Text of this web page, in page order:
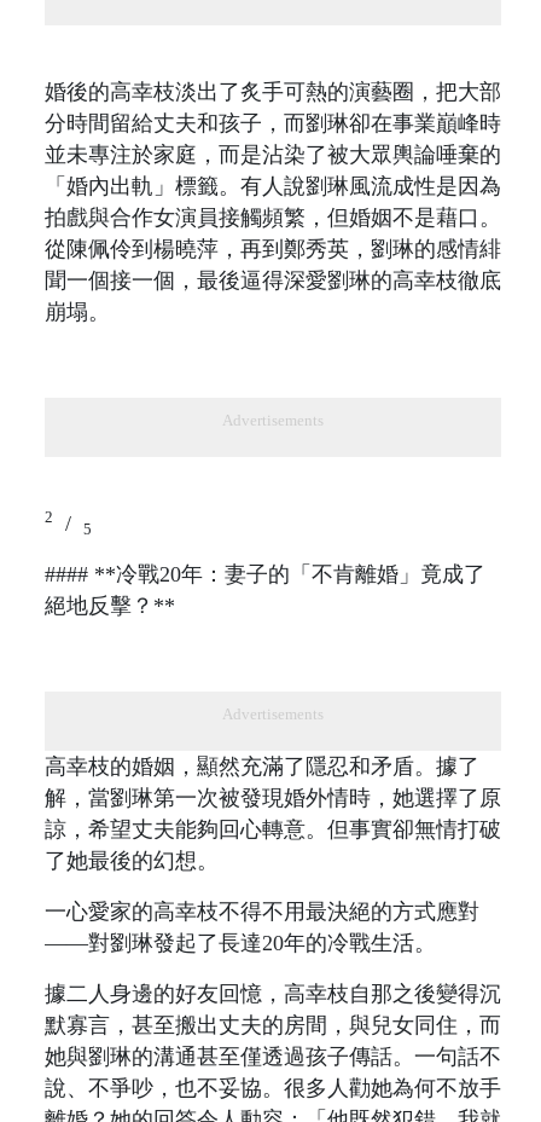
婚後的高幸枝淡出了炙手可熱的演藝圈，把大部
分時間留給丈夫和孩子，而劉琳卻在事業巔峰時
並未專注於家庭，而是沾染了被大眾輿論唾棄的
「婚內出軌」標籤。有人說劉琳風流成性是因為
拍戲與合作女演員接觸頻繁，但婚姻不是藉口。
從陳佩伶到楊曉萍，再到鄭秀英，劉琳的感情緋
聞一個接一個，最後逼得深愛劉琳的高幸枝徹底
崩塌。
Advertisements
2 / 5
#### **冷戰20年：妻子的「不肯離婚」竟成了
絕地反擊？**
Advertisements
高幸枝的婚姻，顯然充滿了隱忍和矛盾。據了
解，當劉琳第一次被發現婚外情時，她選擇了原
諒，希望丈夫能夠回心轉意。但事實卻無情打破
了她最後的幻想。
一心愛家的高幸枝不得不用最決絕的方式應對
——對劉琳發起了長達20年的冷戰生活。
據二人身邊的好友回憶，高幸枝自那之後變得沉
默寡言，甚至搬出丈夫的房間，與兒女同住，而
她與劉琳的溝通甚至僅透過孩子傳話。一句話不
說、不爭吵，也不妥協。很多人勸她為何不放手